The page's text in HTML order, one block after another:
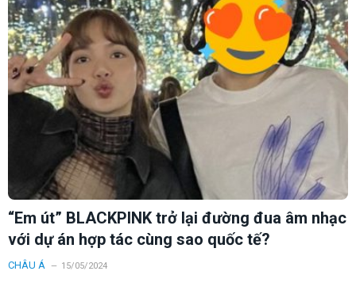
“Em út” BLACKPINK trở lại đường đua âm nhạc
với dự án hợp tác cùng sao quốc tế?
CHÂU Á 15/05/2024